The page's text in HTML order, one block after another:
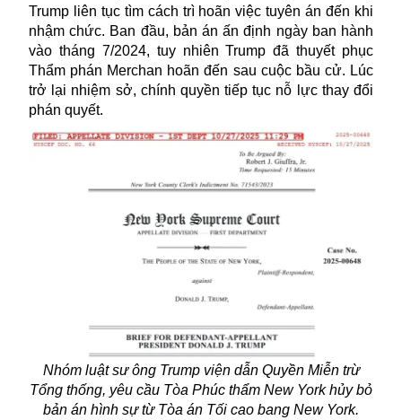
Trump liên tục tìm cách trì hoãn việc tuyên án đến khi
nhậm chức. Ban đầu, bản án ấn định ngày ban hành
vào tháng 7/2024, tuy nhiên Trump đã thuyết phục
Thẩm phán Merchan hoãn đến sau cuộc bầu cử. Lúc
trở lại nhiệm sở, chính quyền tiếp tục nỗ lực thay đổi
phán quyết.
Nhóm luật sư ông Trump viện dẫn Quyền Miễn trừ
Tổng thống, yêu cầu Tòa Phúc thẩm New York hủy bỏ
bản án hình sự từ Tòa án Tối cao bang New York.